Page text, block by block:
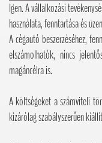
Igen. A vállalkozási
használata, fenntartása és
A cégautó beszerzéséhez,
elszámolhatók, nincs
magáncélra is.
A költségeket a számviteli
kizárólag szabályszerűen